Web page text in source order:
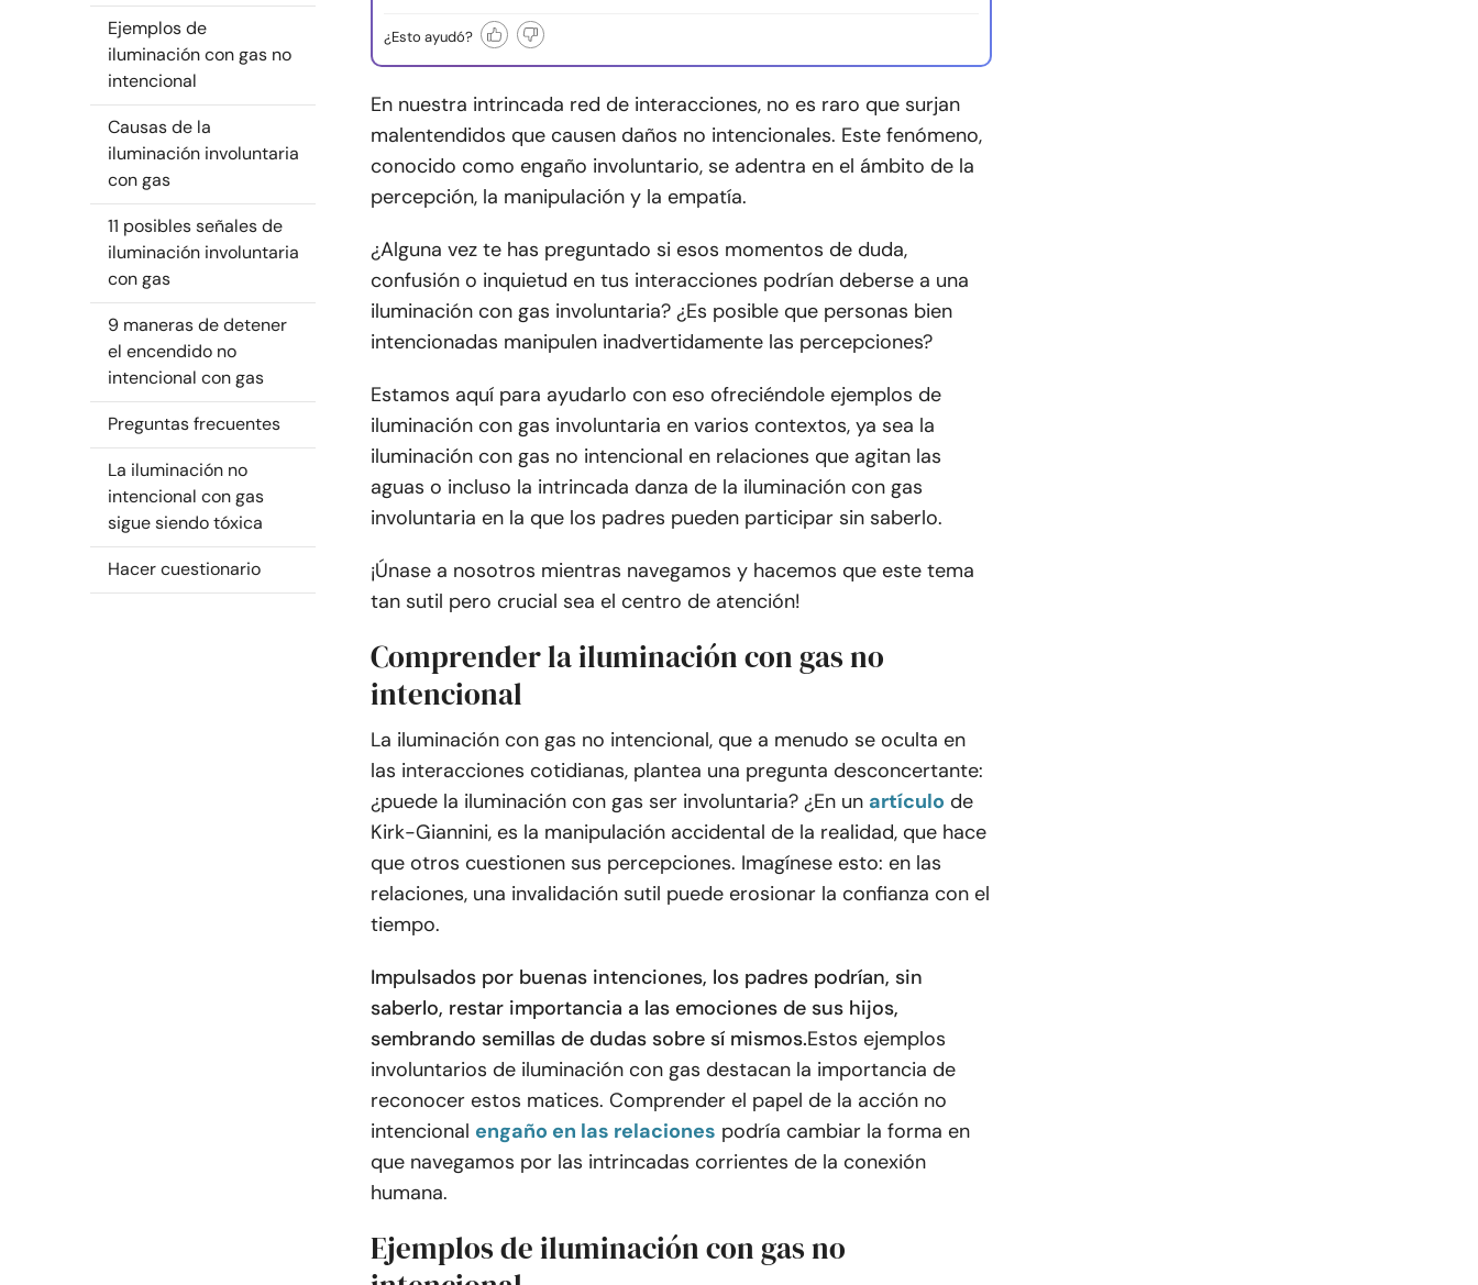
Ejemplos de
iluminación con gas no
intencional
Causas de la
iluminación involuntaria
con gas
11 posibles señales de
iluminación involuntaria
con gas
9 maneras de detener
el encendido no
intencional con gas
Preguntas frecuentes
La iluminación no
intencional con gas
sigue siendo tóxica
Hacer cuestionario
¿Esto ayudó?
En nuestra intrincada red de interacciones, no es raro que surjan
malentendidos que causen daños no intencionales. Este fenómeno,
conocido como engaño involuntario, se adentra en el ámbito de la
percepción, la manipulación y la empatía.
¿Alguna vez te has preguntado si esos momentos de duda,
confusión o inquietud en tus interacciones podrían deberse a una
iluminación con gas involuntaria? ¿Es posible que personas bien
intencionadas manipulen inadvertidamente las percepciones?
Estamos aquí para ayudarlo con eso ofreciéndole ejemplos de
iluminación con gas involuntaria en varios contextos, ya sea la
iluminación con gas no intencional en relaciones que agitan las
aguas o incluso la intrincada danza de la iluminación con gas
involuntaria en la que los padres pueden participar sin saberlo.
¡Únase a nosotros mientras navegamos y hacemos que este tema
tan sutil pero crucial sea el centro de atención!
Comprender la iluminación con gas no
intencional
La iluminación con gas no intencional, que a menudo se oculta en
las interacciones cotidianas, plantea una pregunta desconcertante:
¿puede la iluminación con gas ser involuntaria? ¿En un artículo de
Kirk-Giannini, es la manipulación accidental de la realidad, que hace
que otros cuestionen sus percepciones. Imagínese esto: en las
relaciones, una invalidación sutil puede erosionar la confianza con el
tiempo.
Impulsados por buenas intenciones, los padres podrían, sin
saberlo, restar importancia a las emociones de sus hijos,
sembrando semillas de dudas sobre sí mismos.Estos ejemplos
involuntarios de iluminación con gas destacan la importancia de
reconocer estos matices. Comprender el papel de la acción no
intencional engaño en las relaciones podría cambiar la forma en
que navegamos por las intrincadas corrientes de la conexión
humana.
Ejemplos de iluminación con gas no